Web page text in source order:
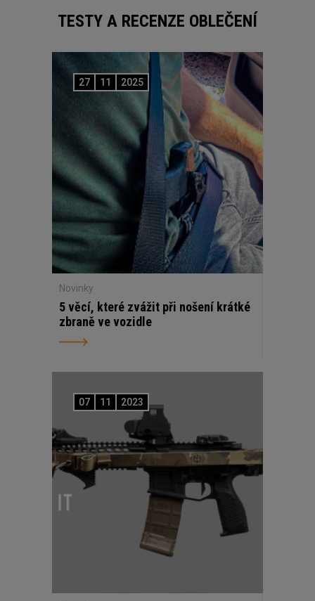
TESTY A RECENZE OBLEČENÍ
27 11 2025
Novinky
5 věcí, které zvážit při nošení krátké
zbraně ve vozidle
07 11 2023